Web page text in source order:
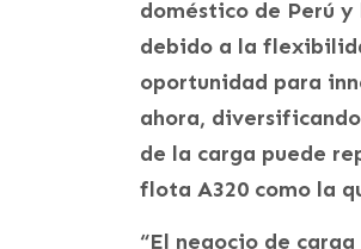
doméstico de Perú
debido a la
oportunidad para
ahora,
de la carga puede
flota A320 como la
“El negocio de